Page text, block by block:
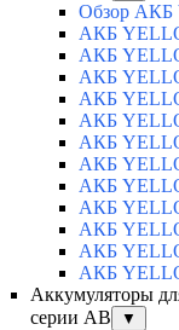
Обзор АКБ
АКБ
АКБ
АКБ
АКБ
АКБ
АКБ
АКБ
АКБ
АКБ
АКБ
АКБ
АКБ
Аккумуляторы
серии AB
▼